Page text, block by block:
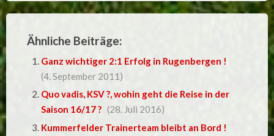
Ähnliche Beiträge:
Ganz wichtiger 2:1 Erfolg in Rugenbergen !
(4. September 2011)
Quo vadis, KSV ?, wohin geht die Reise in der
Saison 16/17 ? (28. Juli 2016)
Kummerfelder Trainerteam bleibt an Bord !